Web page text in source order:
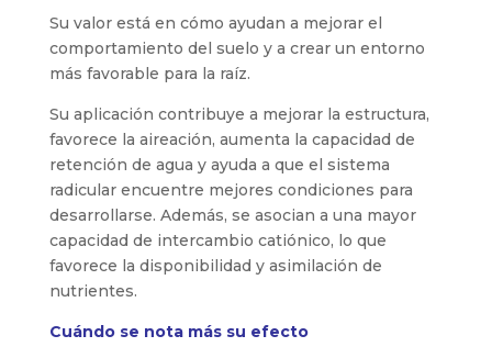
Su valor está en cómo ayudan a mejorar el
comportamiento del suelo y a crear un entorno
más favorable para la raíz.
Su aplicación contribuye a mejorar la estructura,
favorece la aireación, aumenta la capacidad de
retención de agua y ayuda a que el sistema
radicular encuentre mejores condiciones para
desarrollarse. Además, se asocian a una mayor
capacidad de intercambio catiónico, lo que
favorece la disponibilidad y asimilación de
nutrientes.
Cuándo se nota más su efecto